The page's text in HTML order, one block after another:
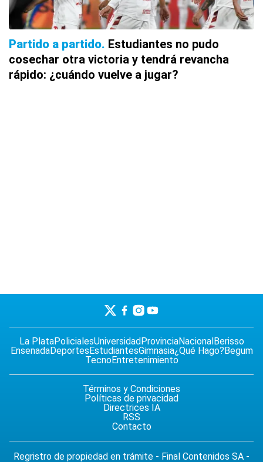
Partido a partido Estudiantes no pudo
cosechar otra victoria y tendrá revancha
rápido: ¿cuándo vuelve a jugar?
La PlataPolicialesUniversidadProvinciaNacionalBerisso
EnsenadaDeportesEstudiantesGimnasia¿Qué Hago?Begum
TecnoEntretenimiento
Términos y Condiciones
Políticas de privacidad
Directrices IA
RSS
Contacto
Regristro de propiedad en trámite - Final Contenidos SA -